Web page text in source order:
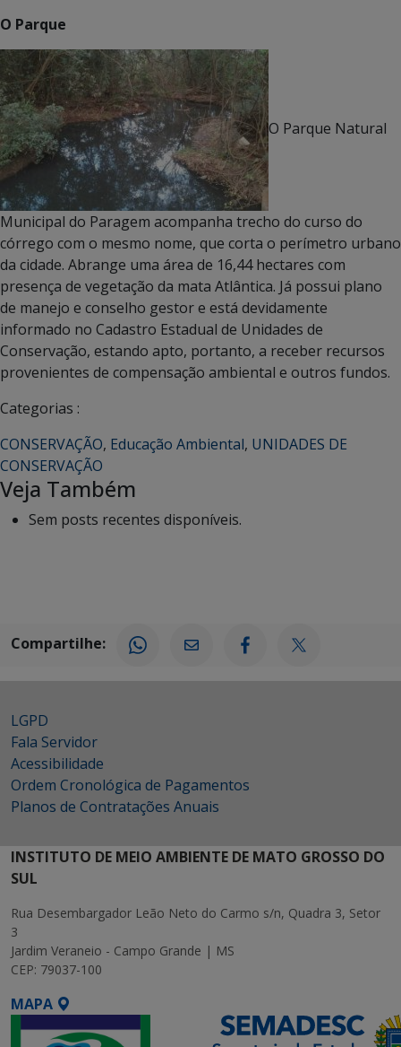
O Parque
O Parque Natural
Municipal do Paragem acompanha trecho do curso do
córrego com o mesmo nome, que corta o perímetro urbano
da cidade. Abrange uma área de 16,44 hectares com
presença de vegetação da mata Atlântica. Já possui plano
de manejo e conselho gestor e está devidamente
informado no Cadastro Estadual de Unidades de
Conservação, estando apto, portanto, a receber recursos
provenientes de compensação ambiental e outros fundos.
Categorias :
CONSERVAÇÃO, Educação Ambiental, UNIDADES DE
CONSERVAÇÃO
Veja Também
Sem posts recentes disponíveis.
Compartilhe:
LGPD
Fala Servidor
Acessibilidade
Ordem Cronológica de Pagamentos
Planos de Contratações Anuais
INSTITUTO DE MEIO AMBIENTE DE MATO GROSSO DO
SUL
Rua Desembargador Leão Neto do Carmo s/n, Quadra 3, Setor
3
Jardim Veraneio - Campo Grande | MS
CEP: 79037-100
MAPA